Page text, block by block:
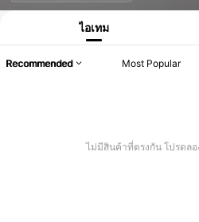
ไอเทม
Recommended Most Popular
ไม่มีสินค้าที่ตรงกัน โปรดลอ